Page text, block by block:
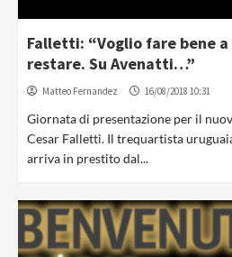
Falletti: “Voglio fare bene a
restare. Su Avenatti…”
Matteo Fernandez 16/08/2018 10:31
Giornata di presentazione per il
Cesar Falletti. Il trequartista
arriva in prestito dal...